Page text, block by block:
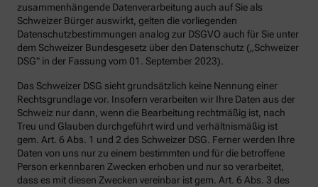
zusammenhängende Datenverarbeitung auch auf Sie als
Schweizer Bürger auswirkt, gelten die vorliegenden
Datenschutzbestimmungen analog zur DSGVO auch für Sie unter
dem Schweizer Bundesgesetz über den Datenschutz („Schweizer
DSG" in der Fassung vom 01. September 2023).
Das Schweizer DSG sieht grundsätzlich keine Nennung einer
Rechtsgrundlage vor. Insofern verarbeiten wir Ihre Daten aus der
Schweiz nur dann, wenn die Bearbeitung rechtmäßig ist, nach
Treu und Glauben durchgeführt wird und verhältnismäßig ist
gem. Art. 6 Abs. 1 und 2 des Schweizer DSG. Ferner werden Ihre
Daten von uns nur zu einem bestimmten und für die betroffene
Person erkennbaren Zwecken erhoben und nur so verarbeitet,
dass es mit diesen Zwecken vereinbar ist gem. Art. 6 Abs. 3 des